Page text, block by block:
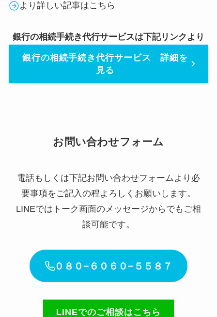
より詳しい記事はこちら
銀行の相続手続き代行サービスは下記リンクより
銀行の相続手続き代行サービス 詳細を
見る
お問い合わせフォーム
電話もしくは下記お問い合わせフォームより必
要事項をご記入の程よろしくお願いします。
LINEではトーク画面のメッセージからでもご相
談可能です。
０８０−６０６０−５５８７
LINEでのご相談はこちら